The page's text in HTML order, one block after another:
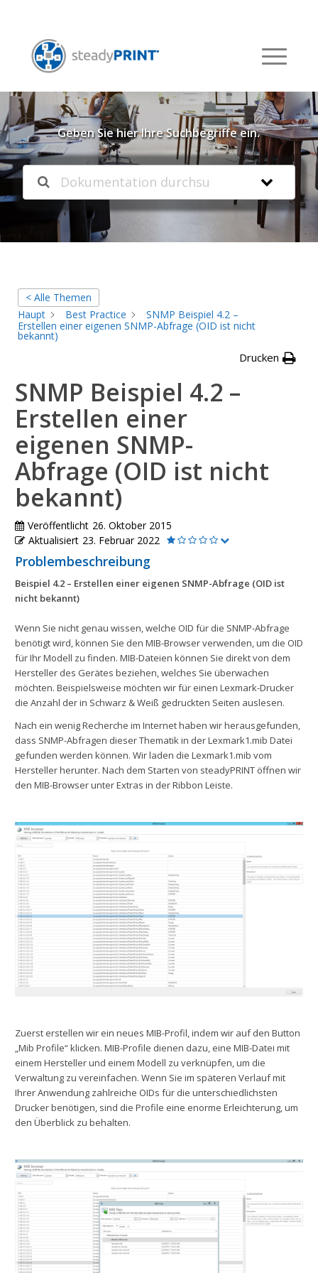
Willkommen in unserer
Knowledgebase
Geben Sie hier Ihre Suchbegriffe ein.
< Alle Themen
Haupt
Best Practice
SNMP Beispiel 4.2 –
Erstellen einer eigenen SNMP-Abfrage (OID ist nicht
bekannt)
Drucken
SNMP Beispiel 4.2 –
Erstellen einer
eigenen SNMP-
Abfrage (OID ist nicht
bekannt)
Veröffentlicht 26. Oktober 2015
Aktualisiert 23. Februar 2022
Problembeschreibung
Beispiel 4.2 – Erstellen einer eigenen SNMP-Abfrage (OID ist
nicht bekannt)
Wenn Sie nicht genau wissen, welche OID für die SNMP-Abfrage
benötigt wird, können Sie den MIB-Browser verwenden, um die OID
für Ihr Modell zu finden. MIB-Dateien können Sie direkt von dem
Hersteller des Gerätes beziehen, welches Sie überwachen
möchten. Beispielsweise möchten wir für einen Lexmark-Drucker
die Anzahl der in Schwarz & Weiß gedruckten Seiten auslesen.
Nach ein wenig Recherche im Internet haben wir herausgefunden,
dass SNMP-Abfragen dieser Thematik in der Lexmark1.mib Datei
gefunden werden können. Wir laden die Lexmark1.mib vom
Hersteller herunter. Nach dem Starten von steadyPRINT öffnen wir
den MIB-Browser unter Extras in der Ribbon Leiste.
Zuerst erstellen wir ein neues MIB-Profil, indem wir auf den Button
„Mib Profile“ klicken. MIB-Profile dienen dazu, eine MIB-Datei mit
einem Hersteller und einem Modell zu verknüpfen, um die
Verwaltung zu vereinfachen. Wenn Sie im späteren Verlauf mit
Ihrer Anwendung zahlreiche OIDs für die unterschiedlichsten
Drucker benötigen, sind die Profile eine enorme Erleichterung, um
den Überblick zu behalten.